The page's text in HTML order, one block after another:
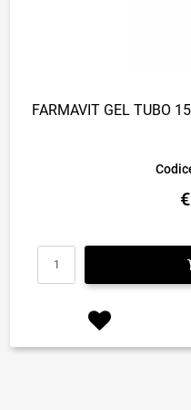
FARMAVIT GEL TUBO